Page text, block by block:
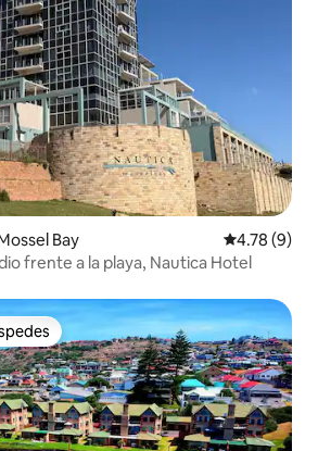
Bay Calificación
4.78 (9)
frente a la playa, Nautica Hotel